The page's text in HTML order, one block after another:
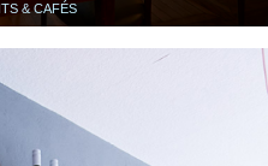
& CAFÉS